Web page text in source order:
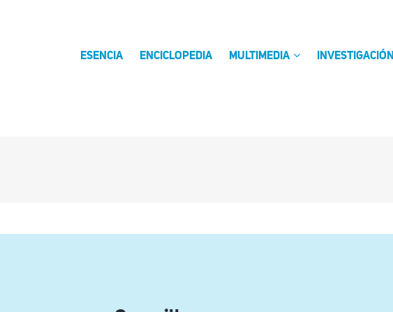
ESENCIA ENCICLOPEDIA MULTIMEDIA INVESTIGACIÓN